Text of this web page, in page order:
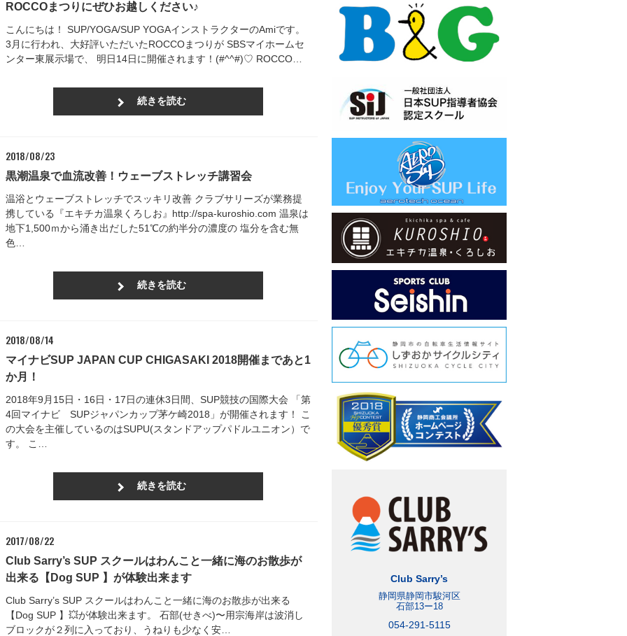
ROCCOまつりにぜひお越しください♪
こんにちは！ SUP/YOGA/SUP YOGAインストラクターのAmiです。
3月に行われ、大好評いただいたROCCOまつりが SBSマイホームセ
ンター東展示場で、 明日14日に開催されます！(#^^#)♡ ROCCO…
続きを読む
2018/08/23
黒潮温泉で血流改善！ウェーブストレッチ講習会
温浴とウェーブストレッチでスッキリ改善 クラブサリーズが業務提
携している『エキチカ温泉くろしお』http://spa-kuroshio.com 温泉は
地下1,500ｍから涌き出だした51℃の約半分の濃度の 塩分を含む無
色…
続きを読む
2018/08/14
マイナビSUP JAPAN CUP CHIGASAKI 2018開催まであと1
か月！
2018年9月15日・16日・17日の連休3日間、SUP競技の国際大会 「第
4回マイナビ SUPジャパンカップ茅ケ崎2018」が開催されます！ こ
の大会を主催しているのはSUPU(スタンドアップパドルユニオン）で
す。 こ…
続きを読む
2017/08/22
Club Sarry’s SUP スクールはわんこと一緒に海のお散歩が
出来る【Dog SUP 】が体験出来ます
Club Sarry’s SUP スクールはわんこと一緒に海のお散歩が出来る
【Dog SUP 】💥が体験出来ます。 石部(せきべ)〜用宗海岸は波消し
ブロックが２列に入っており、うねりも少なく安…
Club Sarry’s
静岡県静岡市駿河区
石部13ー18
054-291-5115